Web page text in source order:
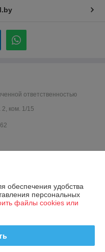
ответственностью
ком. 1/15
обеспечения удобства
персональных
файлы cookies или